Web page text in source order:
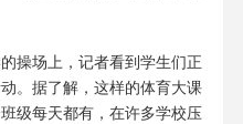
操场上，记者看到学生们正
。据了解，这样的体育大课
级每天都有，在许多学校压